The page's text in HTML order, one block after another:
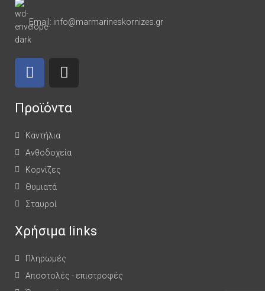
Email: info@marmarineskornizes.gr
Προϊόντα
Καντήλια
Ανθοδοχεία
Κορνίζες
Θυμιατά
Σταυροί
Χρήσιμα links
Πληρωμές
Αποστολές - επιστροφές